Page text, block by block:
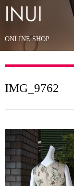
ONLINE SHOP
IMG_9762